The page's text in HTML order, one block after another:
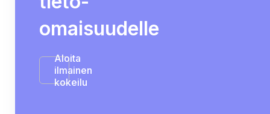
omaisuudelle
Aloita
ilmainen
kokeilu